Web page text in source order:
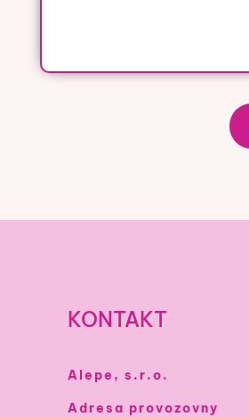
KONTAKT
Alepe, s.r.o.
Adresa provozovny